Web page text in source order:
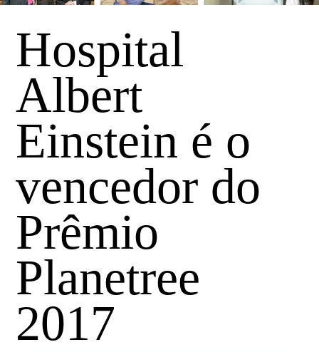
Hospital
Albert
Einstein é o
vencedor do
Prêmio
Planetree
2017